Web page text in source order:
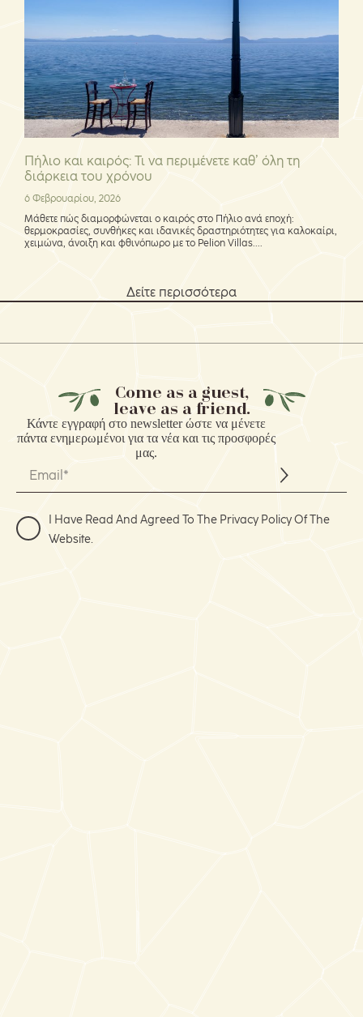
Πήλιο και καιρός: Τι να περιμένετε καθ’ όλη τη
διάρκεια του χρόνου
6 Φεβρουαρίου, 2026
Μάθετε πώς διαμορφώνεται ο καιρός στο Πήλιο ανά εποχή:
θερμοκρασίες, συνθήκες και ιδανικές δραστηριότητες για καλοκαίρι,
χειμώνα, άνοιξη και φθινόπωρο με το Pelion Villas....
Δείτε περισσότερα
Come as a guest,
leave as a friend.
Κάντε εγγραφή στο newsletterώστε να μένετε
πάντα ενημερωμένοι για τα νέα και τις προσφορές
μας.
I Have Read And Agreed To The Privacy Policy Of The
Website.